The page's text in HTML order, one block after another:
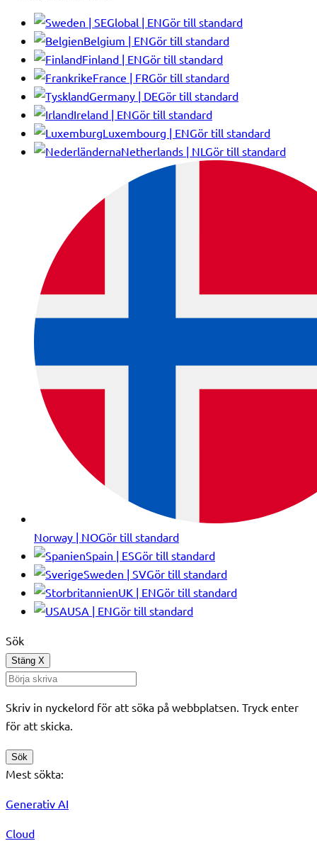
Global | ENGör till standard
Belgium | ENGör till standard
Finland | ENGör till standard
France | FRGör till standard
Germany | DEGör till standard
Ireland | ENGör till standard
Luxembourg | ENGör till standard
Netherlands | NL Gör till standard
Norway | NOGör till standard
Spain | ESGör till standard
Sweden | SVGör till standard
UK | ENGör till standard
USA | ENGör till standard
Sök
Stäng X
Skriv in nyckelord för att söka på webbplatsen. Tryck enter
för att skicka.
Sök
Mest sökta:
Generativ AI
Cloud